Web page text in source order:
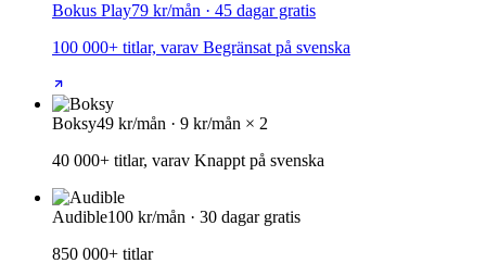
Bokus Play79 kr/mån · 45 dagar gratis
100 000+ titlar, varav Begränsat på svenska
Boksy49 kr/mån · 9 kr/mån × 2
40 000+ titlar, varav Knappt på svenska
Audible100 kr/mån · 30 dagar gratis
850 000+ titlar